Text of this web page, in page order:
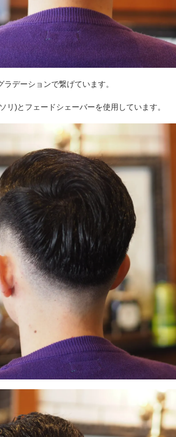
ラデーションで繋げています。
リ)とフェードシェーバーを使用しています。